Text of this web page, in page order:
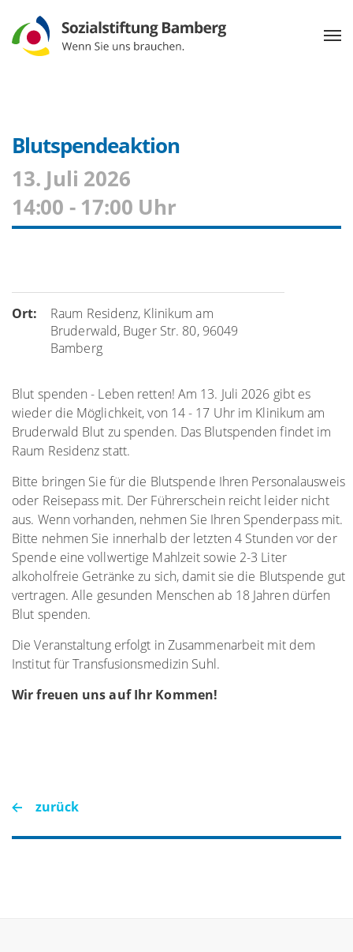
Blutspendeaktion
13. Juli 2026
14:00 - 17:00 Uhr
Ort:
Raum Residenz, Klinikum am
Bruderwald, Buger Str. 80, 96049
Bamberg
Blut spenden - Leben retten! Am 13. Juli 2026 gibt es
wieder die Möglichkeit, von 14 - 17 Uhr im Klinikum am
Bruderwald Blut zu spenden. Das Blutspenden findet im
Raum Residenz statt.
Bitte bringen Sie für die Blutspende Ihren Personalausweis
oder Reisepass mit. Der Führerschein reicht leider nicht
aus. Wenn vorhanden, nehmen Sie Ihren Spenderpass mit.
Bitte nehmen Sie innerhalb der letzten 4 Stunden vor der
Spende eine vollwertige Mahlzeit sowie 2-3 Liter
alkoholfreie Getränke zu sich, damit sie die Blutspende gut
vertragen. Alle gesunden Menschen ab 18 Jahren dürfen
Blut spenden.
Die Veranstaltung erfolgt in Zusammenarbeit mit dem
Institut für Transfusionsmedizin Suhl.
Wir freuen uns auf Ihr Kommen!
zurück